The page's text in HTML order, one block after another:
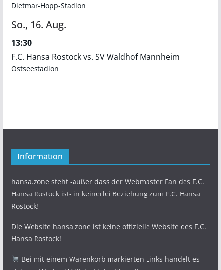
Dietmar-Hopp-Stadion
So., 16. Aug.
13:30
F.C. Hansa Rostock vs. SV Waldhof Mannheim
Ostseestadion
Information
hansa.zone steht -außer dass der Webmaster Fan des F.C.
Hansa Rostock ist- in keinerlei Beziehung zum F.C. Hansa
Rostock!
Die Website hansa.zone ist keine offizielle Website des F.C.
Hansa Rostock!
Bei mit einem Warenkorb markierten Links handelt es